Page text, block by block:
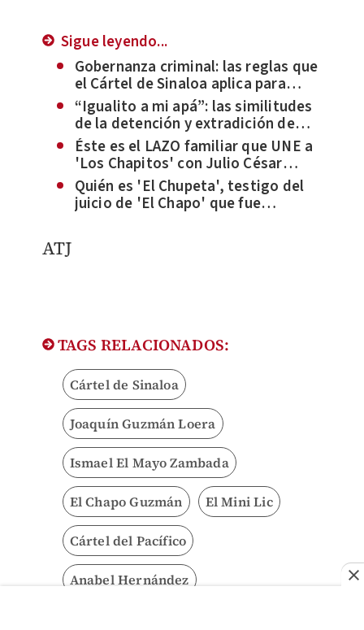
Sigue leyendo...
Gobernanza criminal: las reglas que
el Cártel de Sinaloa aplica para
garantizar su dominio
“Igualito a mi apá”: las similitudes
de la detención y extradición de
Ovidio Guzmán y ‘El Chapo’
Éste es el LAZO familiar que UNE a
'Los Chapitos' con Julio César
Chávez Jr.
Quién es 'El Chupeta', testigo del
juicio de 'El Chapo' que fue
ATJ
TAGS RELACIONADOS:
Cártel de Sinaloa
Joaquín Guzmán Loera
Ismael El Mayo Zambada
El Chapo Guzmán El Mini Lic
Cártel del Pacífico
Anabel Hernández